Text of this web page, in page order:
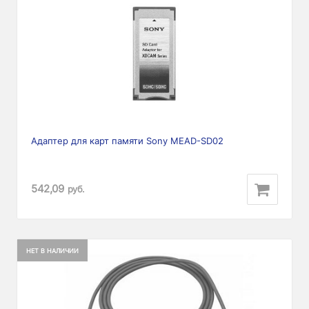
Адаптер для карт памяти Sony MEAD-SD02
542,09 руб.
НЕТ В НАЛИЧИИ